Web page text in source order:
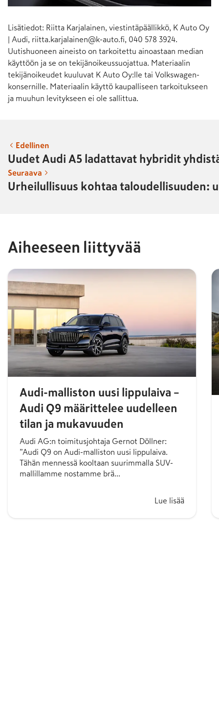
Lisätiedot: Riitta Karjalainen, viestintäpäällikkö, K Auto Oy
| Audi, riitta.karjalainen@k-auto.fi , 040 578 3924.
Uutishuoneen aineisto on tarkoitettu ainoastaan median
käyttöön ja se on tekijänoikeussuojattua. Materiaalin
tekijänoikeudet kuuluvat K Auto Oy:lle tai Volkswagen-
konsernille. Materiaalin käyttö kaupalliseen tarkoitukseen
ja muuhun levitykseen ei ole sallittua.
Edellinen
Uudet Audi A5 ladattavat hybridit
Seuraava
Urheilullisuus kohtaa taloudellisuuden:
Aiheeseen liittyvää
Audi-malliston uusi lippulaiva –
Audi Q9 määrittelee uudelleen
tilan ja mukavuuden
Audi AG:n toimitusjohtaja Gernot Döllner:
”Audi Q9 on Audi-malliston uusi lippulaiva.
Tähän mennessä kooltaan suurimmalla SUV-
mallillamme nostamme brä...
Lue lisää